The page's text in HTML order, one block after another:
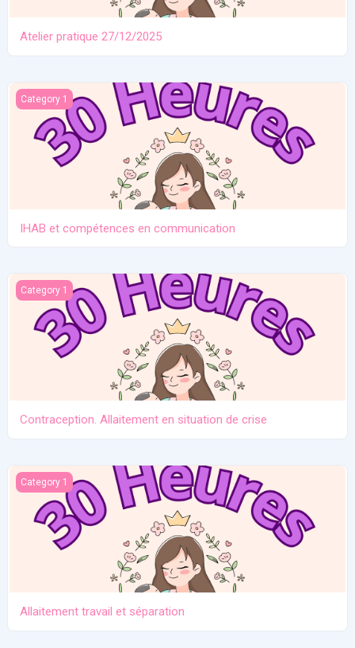
Atelier pratique 27/12/2025
IHAB et compétences en communication
Category 1
IHAB et compétences en communication
Contraception. Allaitement en situation de crise
Category 1
Contraception. Allaitement en situation de crise
Allaitement travail et séparation
Category 1
Allaitement travail et séparation